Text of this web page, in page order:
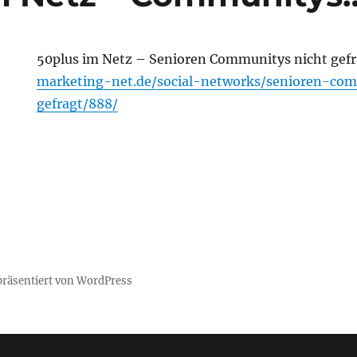
50plus im Netz – Senioren Communitys nicht
marketing-net.de/social-networks/senioren-
gefragt/888/
von WordPress